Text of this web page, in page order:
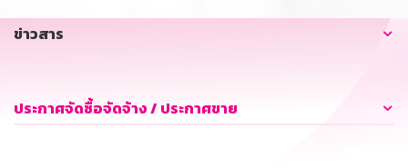
ข่าวสาร
ประกาศจัดซื้อจัดจ้าง / ประกาศขาย